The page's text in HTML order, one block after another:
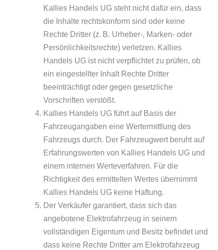
Kallies Handels UG steht nicht dafür ein, dass
die Inhalte rechtskonform sind oder keine
Rechte Dritter (z. B. Urheber-, Marken- oder
Persönlichkeitsrechte) verletzen. Kallies
Handels UG ist nicht verpflichtet zu prüfen, ob
ein eingestellter Inhalt Rechte Dritter
beeinträchtigt oder gegen gesetzliche
Vorschriften verstößt.
Kallies Handels UG führt auf Basis der
Fahrzeugangaben eine Wertermittlung des
Fahrzeugs durch. Der Fahrzeugwert beruht auf
Erfahrungswerten von Kallies Handels UG und
einem internen Werteverfahren. Für die
Richtigkeit des ermittelten Wertes übernimmt
Kallies Handels UG keine Haftung.
Der Verkäufer garantiert, dass sich das
angebotene Elektrofahrzeug in seinem
vollständigen Eigentum und Besitz befindet und
dass keine Rechte Dritter am Elektrofahrzeug